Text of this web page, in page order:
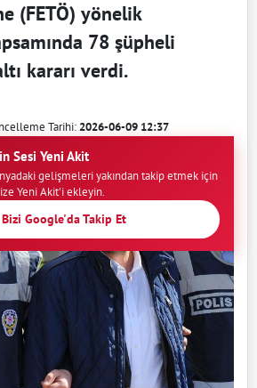
(FETÖ) yönelik
78 şüpheli
kararı verdi.
Tarihi:2026-06-09 12:37
Sesi Yeni Akit
gelişmeleri yakından takip etmek için
Yeni Akit'i ekleyin.
Bizi Google'da Takip Et